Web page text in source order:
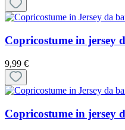
Copricostume in jersey
9,99 €
Copricostume in jersey